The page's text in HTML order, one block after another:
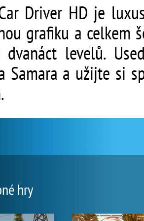
Driver HD je
grafiku a celkem
dvanáct levelů.
Samara a užijte si
hry